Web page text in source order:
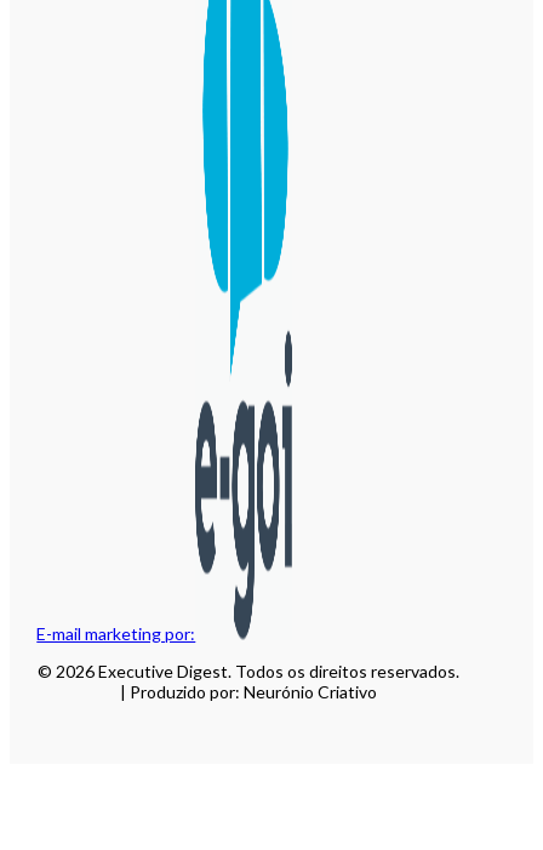
E-mail marketing por:
© 2026 Executive Digest. Todos os direitos reservados.
| Produzido por: Neurónio Criativo